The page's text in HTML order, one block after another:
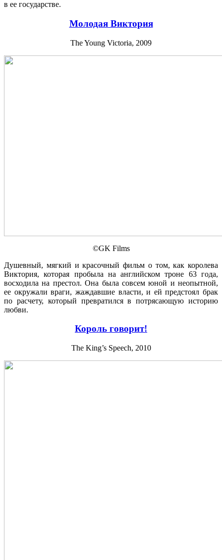
в ее государстве.
Молодая Виктория
The Young Victoria, 2009
©GK Films
Душевный, мягкий и красочный фильм о том, как королева
Виктория, которая пробыла на английском троне 63 года,
восходила на престол. Она была совсем юной и неопытной,
ее окружали враги, жаждавшие власти, и ей предстоял брак
по расчету, который превратился в потрясающую историю
любви.
Король говорит!
The King’s Speech, 2010